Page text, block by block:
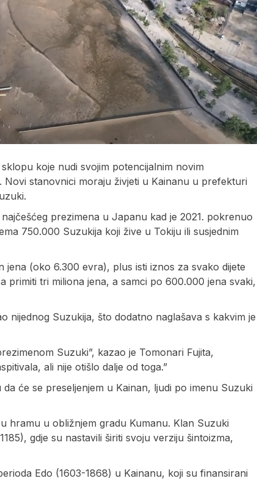
koje nudi svojim potencijalnim novim
Novi stanovnici moraju živjeti u Kainanu u prefekturi
prezimena u Japanu kad je 2021. pokrenuo
750.000 Suzukija koji žive u Tokiju ili susjednim
(oko 6.300 evra), plus isti iznos za svako dijete
primiti tri miliona jena, a samci po 600.000 jena svaki,
nijednog Suzukija, što dodatno naglašava s kakvim je
Suzuki”, kazao je Tomonari Fujita,
ali nije otišlo dalje od toga.”
će se preseljenjem u Kainan, ljudi po imenu Suzuki
hramu u obližnjem gradu Kumanu. Klan Suzuki
gdje su nastavili širiti svoju verziju šintoizma,
Edo (1603-1868) u Kainanu, koji su finansirani